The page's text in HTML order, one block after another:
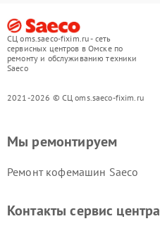
СЦ oms.saeco-fixim.ru - сеть
сервисных центров в Омске по
ремонту и обслуживанию техники
Saeco
2021-2026 © СЦ oms.saeco-fixim.ru
Мы ремонтируем
Ремонт кофемашин Saeco
Контакты сервис центра